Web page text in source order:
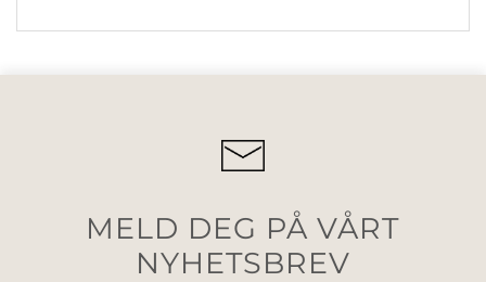
MELD DEG PÅ VÅRT
NYHETSBREV